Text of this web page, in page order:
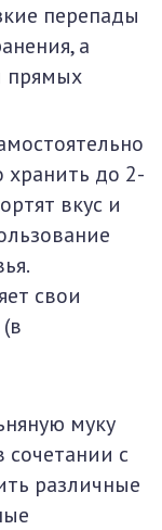
перепады
а
прямых
хранить до 2-
вкус и
свои
муку
сочетании с
различные